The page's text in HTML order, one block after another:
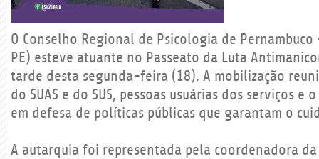
O Conselho Regional de Psicologia de Pernambuco
PE) esteve atuante no Passeato da Luta
tarde desta segunda-feira (18). A mobilização
do SUAS e do SUS, pessoas usuárias dos serviços e
em defesa de políticas públicas que garantam o
A autarquia foi representada pela coordenadora da